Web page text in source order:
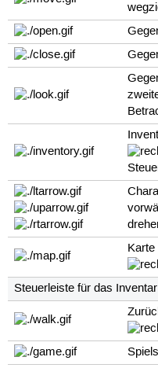
Steuerleiste für das Inventar